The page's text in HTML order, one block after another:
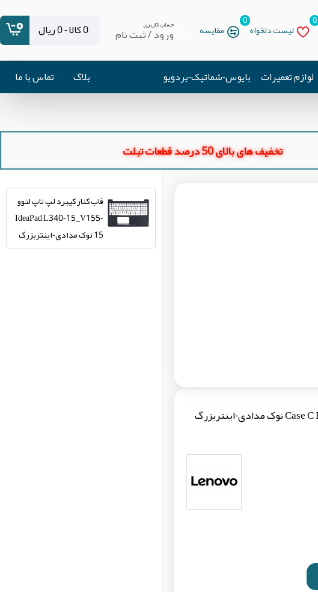
لیست دلخواه
0
مقایسه
0 حساب کاربری
ورود / ثبت نام 0 کالا - 0 ریال
لوازم تعمیرات بایوس-شماتیک-بردویو بلاگ تماس با ما
تخفیف های بالای 50 درصد قطعات تبلت
قاب کنار کیبرد لپ تاپ لنوو
IdeaPad L340-15_V155-
15 نوک مدادی-اینتربزرگ